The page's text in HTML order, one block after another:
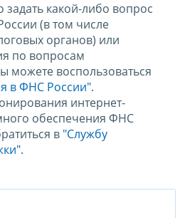
какой-либо вопрос
(в том числе
органов) или
по вопросам
можете воспользоваться
в ФНС России".
интернет-
обеспечения ФНС
в "Службу